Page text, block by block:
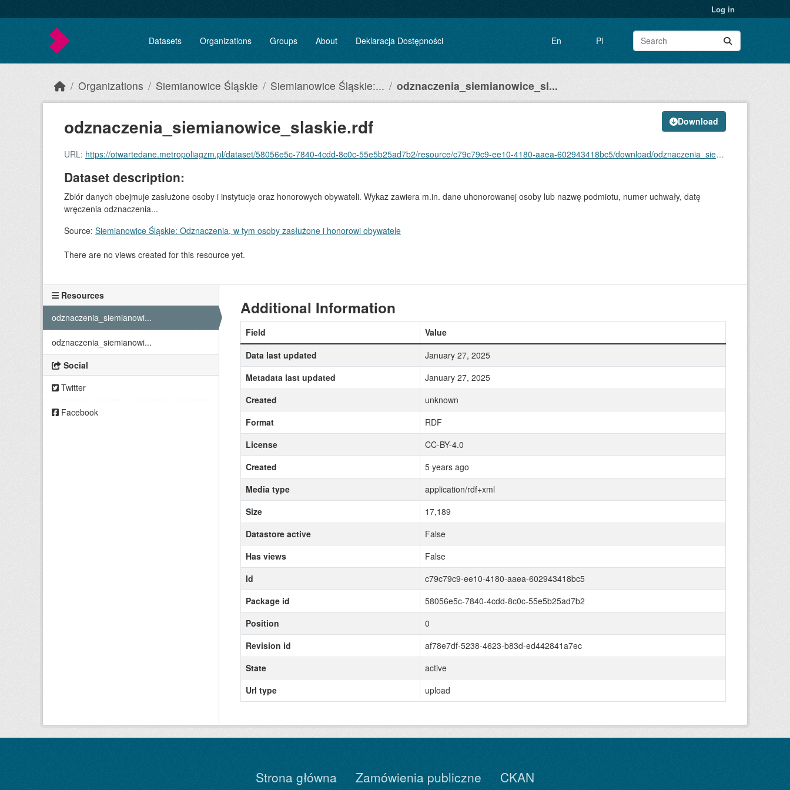
Log in
Datasets Organizations Groups About Deklaracja Dostępności En Pl
Organizations Siemianowice Śląskie Siemianowice Śląskie:... odznaczenia_siemianowice_sl...
Download
odznaczenia_siemianowice_slaskie.rdf
URL: https://otwartedane.metropoliagzm.pl/dataset/58056e5c-7840-4cdd-8c0c-55e5b25ad7b2/resource/c79c79c9-ee10-4180-aaea-602943418bc5/download/odznaczenia_siemianowice_slaskie.rdf
Dataset description:
Zbiór danych obejmuje zasłużone osoby i instytucje oraz honorowych obywateli. Wykaz zawiera m.in. dane uhonorowanej osoby lub nazwę podmiotu, numer uchwały, datę
wręczenia odznaczenia...
Source: Siemianowice Śląskie: Odznaczenia, w tym osoby zasłużone i honorowi obywatele
There are no views created for this resource yet.
Resources
odznaczenia_siemianowi...
odznaczenia_siemianowi...
Social
Twitter
Facebook
Additional Information
Field
Value
Data last updated
January 27, 2025
Metadata last updated
January 27, 2025
Created
unknown
Format
RDF
License
CC-BY-4.0
Created
5 years ago
Media type
application/rdf+xml
Size
17,189
Datastore active
False
Has views
False
Id
c79c79c9-ee10-4180-aaea-602943418bc5
Package id
58056e5c-7840-4cdd-8c0c-55e5b25ad7b2
Position
0
Revision id
af78e7df-5238-4623-b83d-ed442841a7ec
State
active
Url type
upload
Strona główna Zamówienia publiczne CKAN